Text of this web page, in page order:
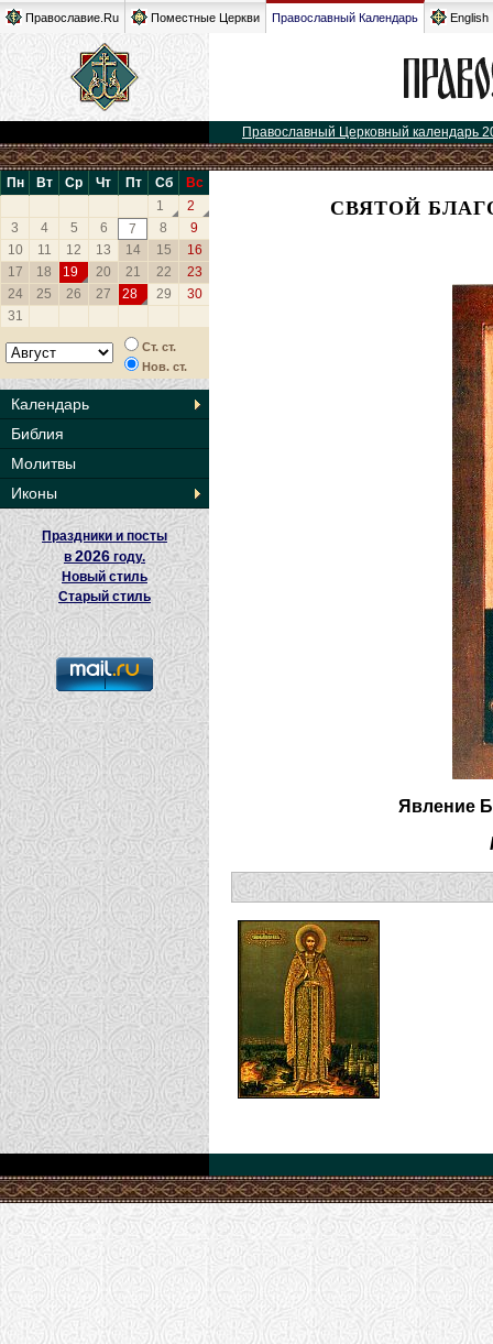
Православие.Ru Поместные Церкви Православный Календарь English
Православный Церковный календарь
Пн Вт Ср Чт Пт Сб
Вс
1
2
3
4 5 6 7 8
9
10
11 12 13 14 15
16
17
18 19 20 21 22
23
24
25 26 27 28 29
30
31
Ст. ст.
Нов. ст.
Календарь
Библия
Молитвы
Иконы
Праздники и посты
в2026 году.
Новый стиль
Старый стиль
СВЯТОЙ
Явление